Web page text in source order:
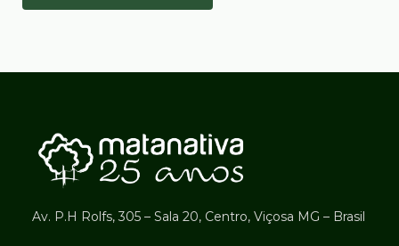
Av. P.H Rolfs, 305 – Sala 20, Centro, Viçosa MG – Brasil